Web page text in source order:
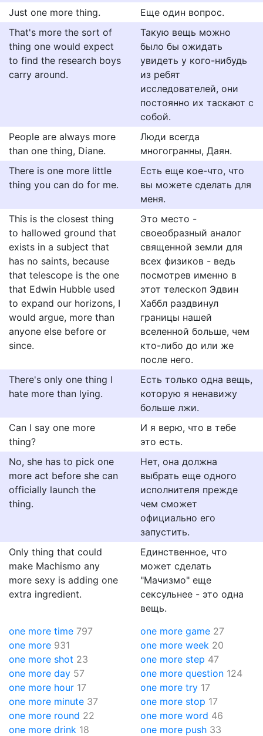
Just one more thing.
Еще один вопрос.
That's more the sort of
thing one would expect
to find the research boys
carry around.
Такую вещь можно
было бы ожидать
увидеть у кого-нибудь
из ребят
исследователей, они
постоянно их таскают с
собой.
People are always more
than one thing, Diane.
Люди всегда
многогранны, Даян.
There is one more little
thing you can do for me.
Есть еще кое-что, что
вы можете сделать для
меня.
This is the closest thing
to hallowed ground that
exists in a subject that
has no saints, because
that telescope is the one
that Edwin Hubble used
to expand our horizons, I
would argue, more than
anyone else before or
since.
Это место -
своеобразный аналог
священной земли для
всех физиков - ведь
посмотрев именно в
этот телескоп Эдвин
Хаббл раздвинул
границы нашей
вселенной больше, чем
кто-либо до или же
после него.
There's only one thing I
hate more than lying.
Есть только одна вещь,
которую я ненавижу
больше лжи.
Can I say one more
thing?
И я верю, что в тебе
это есть.
No, she has to pick one
more act before she can
officially launch the
thing.
Нет, она должна
выбрать еще одного
исполнителя прежде
чем сможет
официально его
запустить.
Only thing that could
make Machismo any
more sexy is adding one
extra ingredient.
Единственное, что
может сделать
"Мачизмо" еще
сексульнее - это одна
вещь.
one more time 797
one more 931
one more shot 23
one more day 57
one more hour 17
one more minute 37
one more round 22
one more drink 18
one more game 27
one more week 20
one more step 47
one more question 124
one more try 17
one more stop 17
one more word 46
one more push 33